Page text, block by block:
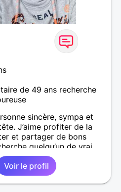
de 49 ans recherche
sincère, sympa et
J’aime profiter de la
et partager de bons
quelqu’un de vrai,
pour construire une
Si tu es honnête,
et prêt(e) pour quelque
viens discuter
Voir le profil